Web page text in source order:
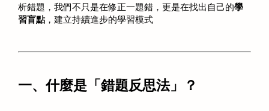
析錯題，我們不只是在修正一題錯，更是在找出自己的學
習盲點 ，建立持續進步的學習模式
一、什麼是「錯題反思法」？